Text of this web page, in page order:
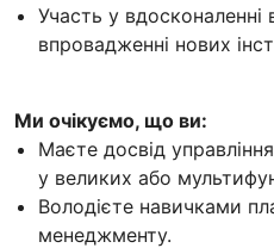
Участь у вдосконаленні
впровадженні нових
Ми очікуємо, що ви:
Маєте досвід
у великих або
Володієте навичками
менеджменту.